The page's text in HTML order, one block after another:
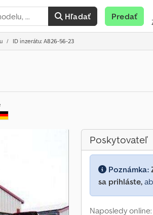
Hľadať Predať
ID inzerátu: A826-56-23
Poskytovateľ
Poznámka:
sa prihláste,
Naposledy